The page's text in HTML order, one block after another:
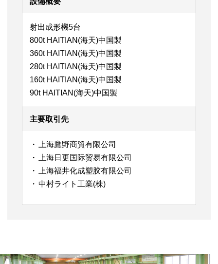
射出成形機5台
800t HAITIAN(海天)中国製
360t HAITIAN(海天)中国製
280t HAITIAN(海天)中国製
160t HAITIAN(海天)中国製
90t HAITIAN(海天)中国製
主要取引先
上海鷹野商貿有限公司
上海日更国际贸易有限公司
上海福井化成塑胶有限公司
中村ライト工業(株)